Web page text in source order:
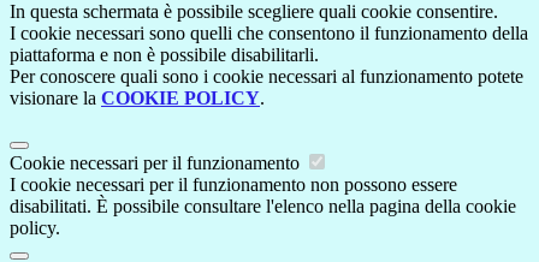
In questa schermata è possibile scegliere quali cookie consentire.
I cookie necessari sono quelli che consentono il funzionamento della
piattaforma e non è possibile disabilitarli.
Per conoscere quali sono i cookie necessari al funzionamento potete
visionare la COOKIE POLICY.
Cookie necessari per il funzionamento
I cookie necessari per il funzionamento non possono essere
disabilitati. È possibile consultare l'elenco nella pagina della cookie
policy.